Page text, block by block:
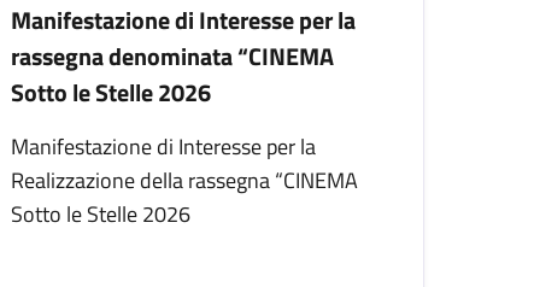
Manifestazione di Interesse per la
rassegna denominata “CINEMA
Sotto le Stelle 2026
Manifestazione di Interesse per la
Realizzazione della rassegna “CINEMA
Sotto le Stelle 2026